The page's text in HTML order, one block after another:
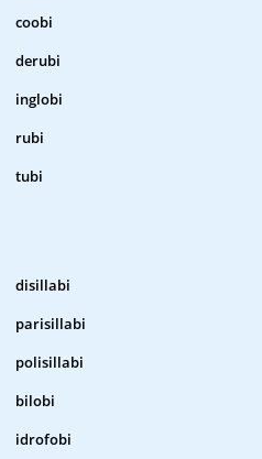
coobi
derubi
inglobi
rubi
tubi
disillabi
parisillabi
polisillabi
bilobi
idrofobi